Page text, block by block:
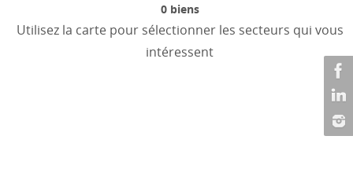
0biens
Utilisez la carte pour sélectionner les secteurs qui vous
intéressent